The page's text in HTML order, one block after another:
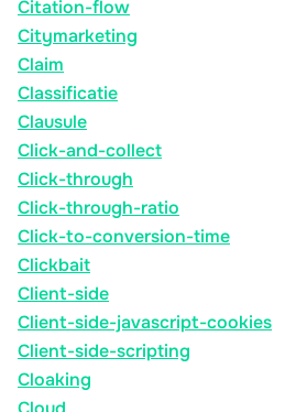
Citation-flow
Citymarketing
Claim
Classificatie
Clausule
Click-and-collect
Click-through
Click-through-ratio
Click-to-conversion-time
Clickbait
Client-side
Client-side-javascript-cookies
Client-side-scripting
Cloaking